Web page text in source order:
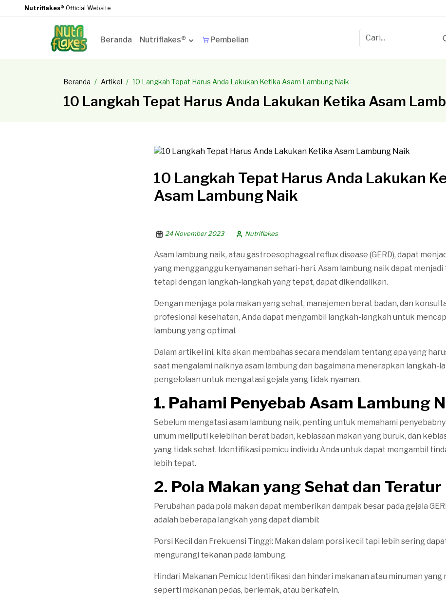
Nutriflakes® Official Website
Beranda Nutriflakes® Pembelian
Beranda Artikel 10 Langkah Tepat Harus Anda Lakukan Ketika Asam Lambung Naik
10 Langkah Tepat Harus Anda Lakukan Ketika Asam
10 Langkah Tepat Harus Anda Lakukan
Asam Lambung Naik
24 November 2023 Nutriflakes
Asam lambung naik, atau gastroesophageal reflux disease (GERD), dapat
yang mengganggu kenyamanan sehari-hari. Asam lambung naik dapat
tetapi dengan langkah-langkah yang tepat, dapat dikendalikan.
Dengan menjaga pola makan yang sehat, manajemen berat badan, dan
profesional kesehatan, Anda dapat mengambil langkah-langkah untuk
lambung yang optimal.
Dalam artikel ini, kita akan membahas secara mendalam tentang apa yang
saat mengalami naiknya asam lambung dan bagaimana menerapkan langkah-
pengelolaan untuk mengatasi gejala yang tidak nyaman.
1. Pahami Penyebab Asam Lambung
Sebelum mengatasi asam lambung naik, penting untuk memahami
umum meliputi kelebihan berat badan, kebiasaan makan yang buruk, dan
yang tidak sehat. Identifikasi pemicu individu Anda untuk dapat mengambil
lebih tepat.
2. Pola Makan yang Sehat dan Teratur
Perubahan pada pola makan dapat memberikan dampak besar pada gejala
adalah beberapa langkah yang dapat diambil:
Porsi Kecil dan Frekuensi Tinggi: Makan dalam porsi kecil tapi lebih sering
mengurangi tekanan pada lambung.
Hindari Makanan Pemicu: Identifikasi dan hindari makanan atau minuman yang
seperti makanan pedas, berlemak, atau berkafein.